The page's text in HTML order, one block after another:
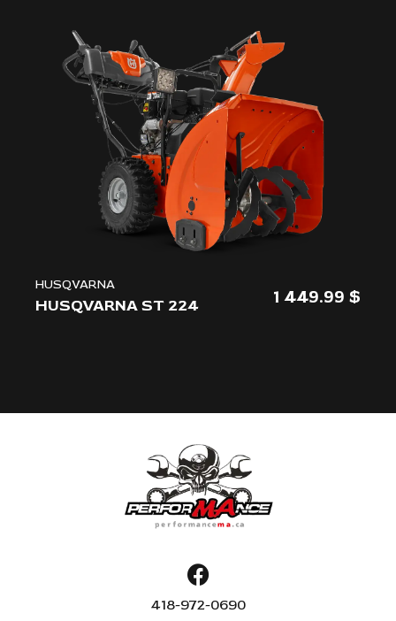
HUSQVARNA
HUSQVARNA ST 224 1 449.99
418-972-0690